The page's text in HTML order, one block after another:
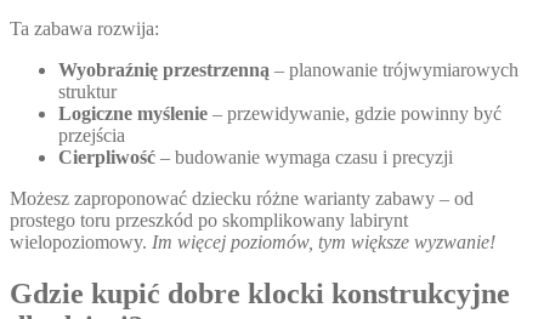
Ta zabawa rozwija:
Wyobraźnię przestrzenną – planowanie trójwymiarowych
struktur
Logiczne myślenie – przewidywanie, gdzie powinny być
przejścia
Cierpliwość – budowanie wymaga czasu i precyzji
Możesz zaproponować dziecku różne warianty zabawy – od
prostego toru przeszkód po skomplikowany labirynt
wielopoziomowy. Im więcej poziomów, tym większe wyzwanie!
Gdzie kupić dobre klocki konstrukcyjne